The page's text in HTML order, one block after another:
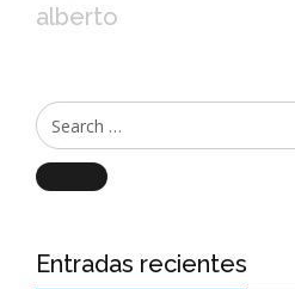
alberto
Search
Entradas recientes